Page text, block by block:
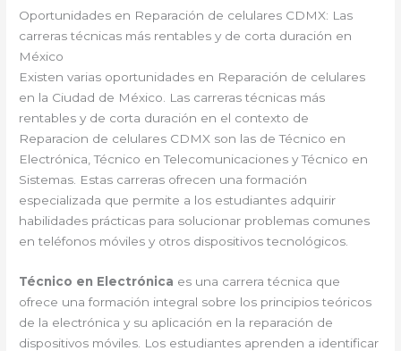
Oportunidades en Reparación de celulares CDMX: Las
carreras técnicas más rentables y de corta duración en
México
Existen varias oportunidades en Reparación de celulares
en la Ciudad de México. Las carreras técnicas más
rentables y de corta duración en el contexto de
Reparacion de celulares CDMX son las de Técnico en
Electrónica, Técnico en Telecomunicaciones y Técnico en
Sistemas. Estas carreras ofrecen una formación
especializada que permite a los estudiantes adquirir
habilidades prácticas para solucionar problemas comunes
en teléfonos móviles y otros dispositivos tecnológicos.
Técnico en Electrónica es una carrera técnica que
ofrece una formación integral sobre los principios teóricos
de la electrónica y su aplicación en la reparación de
dispositivos móviles. Los estudiantes aprenden a identificar